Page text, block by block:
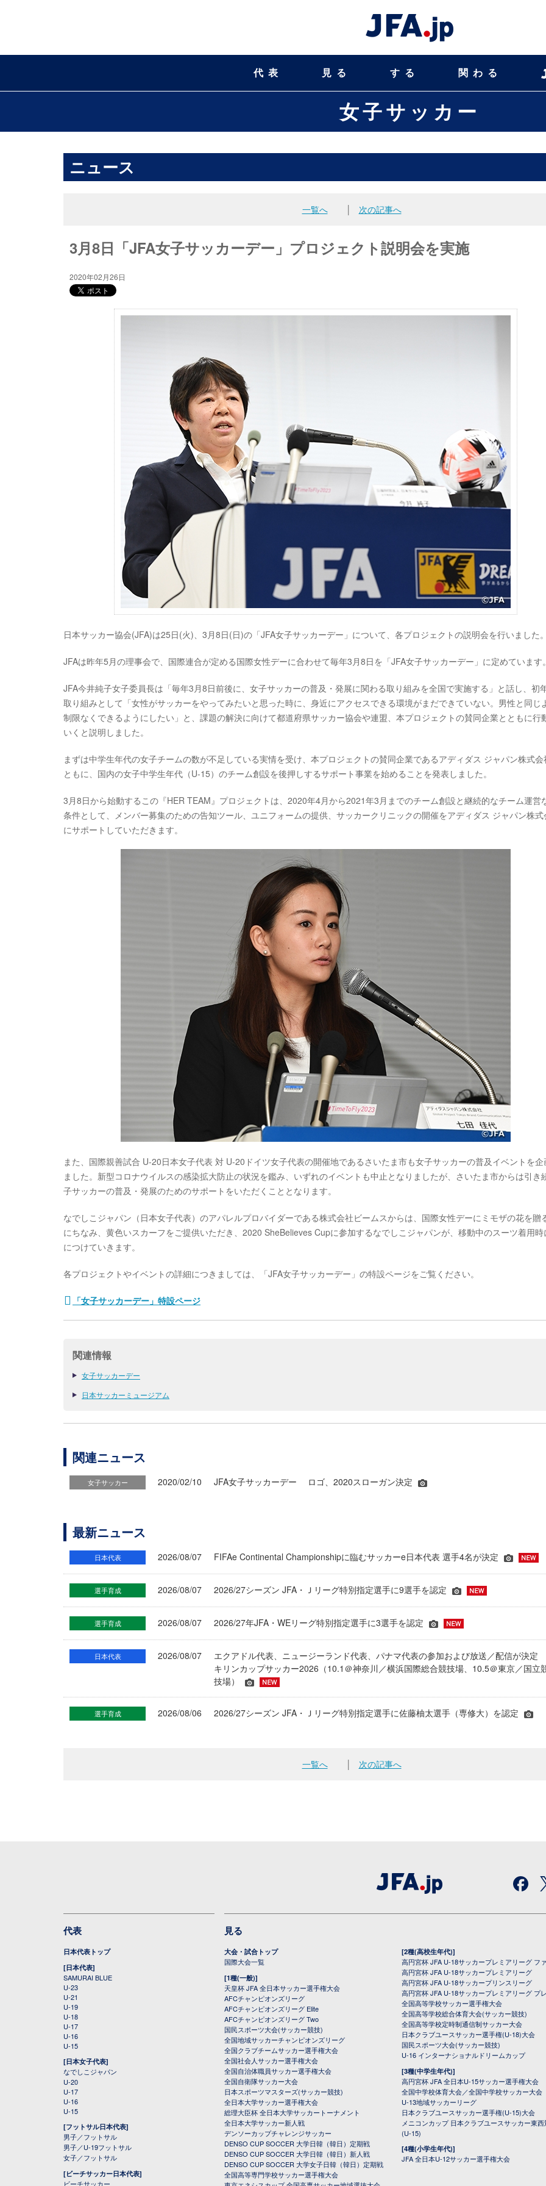
代表 見る する 関わる
女子サッカー
ニュース
一覧へ 次の記事へ
3月8日「JFA女子サッカーデー」プロジェクト説明会を実施
2020年02月26日
日本サッカー協会(JFA)は25日(火)、3月8日(日)の「JFA女子サッカーデー」について、各プロジェクトの説明会を行いました。
JFAは昨年5月の理事会で、国際連合が定める国際女性デーに合わせて毎年3月8日を「JFA女子サッカーデー」に定めています。
JFA今井純子女子委員長は「毎年3月8日前後に、女子サッカーの普及・発展に関わる取り組みを全国で実施する」と話し、初
取り組みとして「女性がサッカーをやってみたいと思った時に、身近にアクセスできる環境がまだできていない。男性と同じ
制限なくできるようにしたい」と、課題の解決に向けて都道府県サッカー協会や連盟、本プロジェクトの賛同企業とともに行
いくと説明しました。
まずは中学生年代の女子チームの数が不足している実情を受け、本プロジェクトの賛同企業であるアディダス ジャパン株式会
ともに、国内の女子中学生年代（U-15）のチーム創設を後押しするサポート事業を始めることを発表しました。
3月8日から始動するこの『HER TEAM』プロジェクトは、2020年4月から2021年3月までのチーム創設と継続的なチーム運営
条件として、メンバー募集のための告知ツール、ユニフォームの提供、サッカークリニックの開催をアディダス ジャパン株式
にサポートしていただきます。
また、国際親善試合 U-20日本女子代表 対 U-20ドイツ女子代表の開催地であるさいたま市も女子サッカーの普及イベントを企
ました。新型コロナウイルスの感染拡大防止の状況を鑑み、いずれのイベントも中止となりましたが、さいたま市からは引き
子サッカーの普及・発展のためのサポートをいただくこととなります。
なでしこジャパン（日本女子代表）のアパレルプロバイダーである株式会社ビームスからは、国際女性デーにミモザの花を贈
にちなみ、黄色いスカーフをご提供いただき、2020 SheBelieves Cupに参加するなでしこジャパンが、移動中のスーツ着用時
につけていきます。
各プロジェクトやイベントの詳細につきましては、「JFA女子サッカーデー」の特設ページをご覧ください。
「女子サッカーデー」特設ページ
関連情報
女子サッカーデー
日本サッカーミュージアム
関連ニュース
女子サッカー 2020/02/10 JFA女子サッカーデー ロゴ、2020スローガン決定
最新ニュース
日本代表 2026/08/07 FIFAe Continental Championshipに臨むサッカーe日本代表 選手4名が決定
選手育成 2026/08/07 2026/27シーズン JFA・Ｊリーグ特別指定選手に9選手を認定
選手育成 2026/08/07 2026/27年JFA・WEリーグ特別指定選手に3選手を認定
日本代表 2026/08/07
エクアドル代表、ニュージーランド代表、パナマ代表の参加および放送／配信が決定
キリンカップサッカー2026（10.1＠神奈川／横浜国際総合競技場、10.5＠東京／国立
技場）
選手育成 2026/08/06 2026/27シーズン JFA・Ｊリーグ特別指定選手に佐藤柚太選手（専修大）を認定
一覧へ 次の記事へ
代表
日本代表トップ
[日本代表]
SAMURAI BLUE
U-23
U-21
U-19
U-18
U-17
U-16
U-15
[日本女子代表]
なでしこジャパン
U-20
U-17
U-16
U-15
[フットサル日本代表]
男子／フットサル
男子／U-19フットサル
女子／フットサル
[ビーチサッカー日本代表]
ビーチサッカー
見る
大会・試合トップ
国際大会一覧
[1種(一般)]
天皇杯 JFA 全日本サッカー選手権大会
AFCチャンピオンズリーグ
AFCチャンピオンズリーグ Elite
AFCチャンピオンズリーグ Two
国民スポーツ大会(サッカー競技)
全国地域サッカーチャンピオンズリーグ
全国クラブチームサッカー選手権大会
全国社会人サッカー選手権大会
全国自治体職員サッカー選手権大会
全国自衛隊サッカー大会
日本スポーツマスターズ(サッカー競技)
全日本大学サッカー選手権大会
総理大臣杯 全日本大学サッカートーナメント
全日本大学サッカー新人戦
デンソーカップチャレンジサッカー
DENSO CUP SOCCER 大学日韓（韓日）定期戦
DENSO CUP SOCCER 大学日韓（韓日）新人戦
DENSO CUP SOCCER 大学女子日韓（韓日）定期戦
全国高等専門学校サッカー選手権大会
[2種(高校生年代)]
高円宮杯 JFA U-18サッカープレミアリーグ フ
高円宮杯 JFA U-18サッカープレミアリーグ
高円宮杯 JFA U-18サッカープリンスリーグ
高円宮杯 JFA U-18サッカープレミアリーグ プ
全国高等学校サッカー選手権大会
全国高等学校総合体育大会(サッカー競技)
全国高等学校定時制通信制サッカー大会
日本クラブユースサッカー選手権(U-18)大会
国民スポーツ大会(サッカー競技)
U-16 インターナショナルドリームカップ
[3種(中学生年代)]
高円宮杯 JFA 全日本U-15サッカー選手権大会
全国中学校体育大会／全国中学校サッカー大会
U-13地域サッカーリーグ
日本クラブユースサッカー選手権(U-15)大会
メニコンカップ 日本クラブユースサッカー東
(U-15)
[4種(小学生年代)]
JFA 全日本U-12サッカー選手権大会